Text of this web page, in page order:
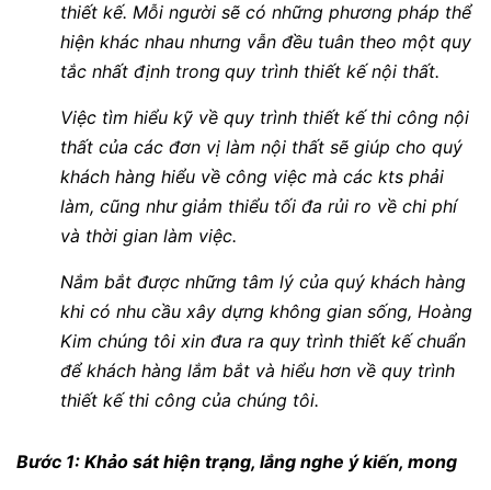
thiết kế. Mỗi người sẽ có những phương pháp thể
hiện khác nhau nhưng vẫn đều tuân theo một quy
tắc nhất định trong quy trình thiết kế nội thất.
Việc tìm hiểu kỹ về quy trình thiết kế thi công nội
thất của các đơn vị làm nội thất sẽ giúp cho quý
khách hàng hiểu về công việc mà các kts phải
làm, cũng như giảm thiểu tối đa rủi ro về chi phí
và thời gian làm việc.
Nắm bắt được những tâm lý của quý khách hàng
khi có nhu cầu xây dựng không gian sống, Hoàng
Kim chúng tôi xin đưa ra quy trình thiết kế chuẩn
để khách hàng lắm bắt và hiểu hơn về quy trình
thiết kế thi công của chúng tôi.
Bước 1: Khảo sát hiện trạng, lắng nghe ý kiến, mong